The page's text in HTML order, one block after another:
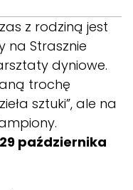
z rodziną jest
na Strasznie
dyniowe.
trochę
sztuki”, ale na
29 października